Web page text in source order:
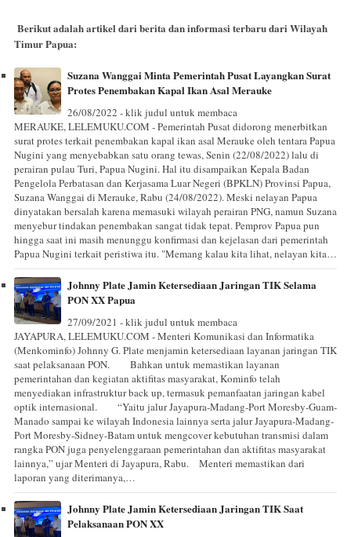
Berikut adalah artikel dari berita dan informasi terbaru dari Wilayah
Timur Papua:
Suzana Wanggai Minta Pemerintah Pusat Layangkan Surat
Protes Penembakan Kapal Ikan Asal Merauke
26/08/2022 - klik judul untuk membaca
MERAUKE, LELEMUKU.COM - Pemerintah Pusat didorong menerbitkan
surat protes terkait penembakan kapal ikan asal Merauke oleh tentara Papua
Nugini yang menyebabkan satu orang tewas, Senin (22/08/2022) lalu di
perairan pulau Turi, Papua Nugini. Hal itu disampaikan Kepala Badan
Pengelola Perbatasan dan Kerjasama Luar Negeri (BPKLN) Provinsi Papua,
Suzana Wanggai di Merauke, Rabu (24/08/2022). Meski nelayan Papua
dinyatakan bersalah karena memasuki wilayah perairan PNG, namun Suzana
menyebur tindakan penembakan sangat tidak tepat. Pemprov Papua pun
hingga saat ini masih menunggu konfirmasi dan kejelasan dari pemerintah
Papua Nugini terkait peristiwa itu. "Memang kalau kita lihat, nelayan kita…
Johnny Plate Jamin Ketersediaan Jaringan TIK Selama
PON XX Papua⠀
27/09/2021 - klik judul untuk membaca
JAYAPURA, LELEMUKU.COM - Menteri Komunikasi dan Informatika
(Menkominfo) Johnny G. Plate menjamin ketersediaan layanan jaringan TIK
saat pelaksanaan PON.⠀ ⠀ Bahkan untuk memastikan layanan
pemerintahan dan kegiatan aktifitas masyarakat, Kominfo telah
menyediakan infrastruktur back up, termasuk pemanfaatan jaringan kabel
optik internasional.⠀ ⠀ “Yaitu jalur Jayapura-Madang-Port Moresby-Guam-
Manado sampai ke wilayah Indonesia lainnya serta jalur Jayapura-Madang-
Port Moresby-Sidney-Batam untuk mengcover kebutuhan transmisi dalam
rangka PON juga penyelenggaraan pemerintahan dan aktifitas masyarakat
lainnya,” ujar Menteri di Jayapura, Rabu.⠀ Menteri memastikan dari
laporan yang diterimanya,…
Johnny Plate Jamin Ketersediaan Jaringan TIK Saat
Pelaksanaan PON XX